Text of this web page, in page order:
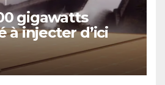
gigawatts
à injecter d’ici